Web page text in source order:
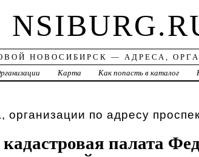
НОВОСИБИРСК — АДРЕСА,
Карта Как попасть в каталог
организации по адресу
палата